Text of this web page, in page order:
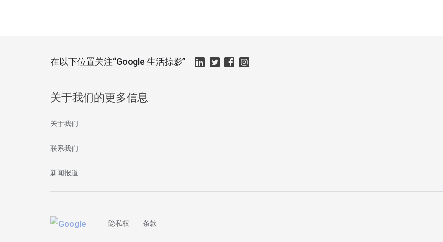
在以下位置关注“Google 生活掠影”
关于我们的更多信息
关于我们
联系我们
新闻报道
隐私权 条款